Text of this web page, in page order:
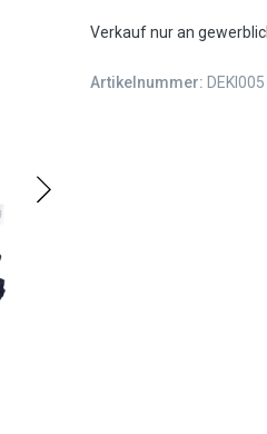
Verkauf nur an
Artikelnummer: DEKI005